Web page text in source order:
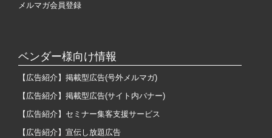
メルマガ会員登録
ベンダー様向け情報
【広告紹介】掲載型広告(号外メルマガ)
【広告紹介】掲載型広告(サイト内バナー)
【広告紹介】セミナー集客支援サービス
【広告紹介】宣伝し放題広告